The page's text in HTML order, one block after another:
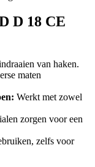
D 18 CE
van haken.
maten
Werkt met zowel
zorgen voor een
zelfs voor